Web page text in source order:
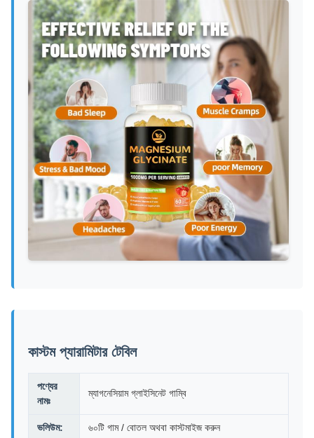
কাস্টম প্যারামিটার টেবিল
পণ্যের
নামঃ
ম্যাগনেসিয়াম গ্লাইসিনেট গাম্বি
ভলিউম: ৬০টি গাম / বোতল অথবা কাস্টমাইজ করুন